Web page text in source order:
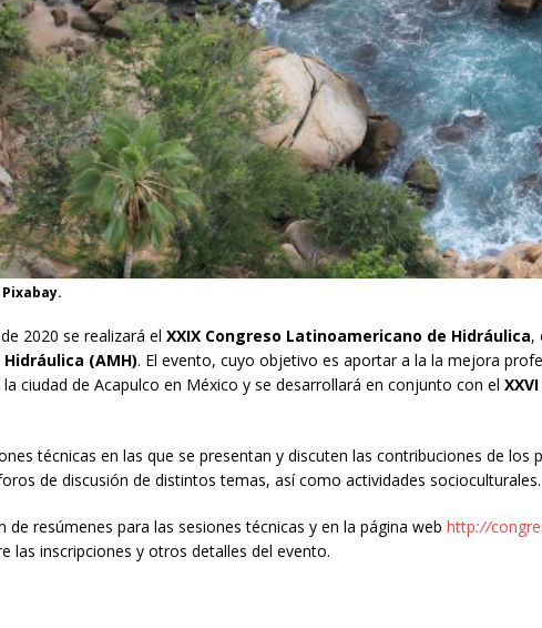
2020 se realizará elXXIX Congreso Latinoamericano de Hidráulica,
(AMH). El evento, cuyo objetivo es aportar a la la mejora
la ciudad de Acapulco en México y se desarrollará en conjunto con el
técnicasenlasquesepresentanydiscuten las contribuciones de los
de discusión de distintos temas, así como actividades socioculturales.
de resúmenes para las sesiones técnicas y en lapáginawebhttp://
las inscripciones y otros detallesdel evento.